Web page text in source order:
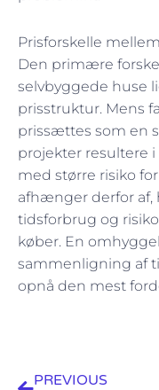
Prisforskelle
Den primære
selvbyggede huse
prisstruktur. Mens
prissættes som en
projekter resultere
med større risiko
afhænger derfor af,
tidsforbrug og
køber. En
sammenligning af
opnå den mest
PREVIOUS